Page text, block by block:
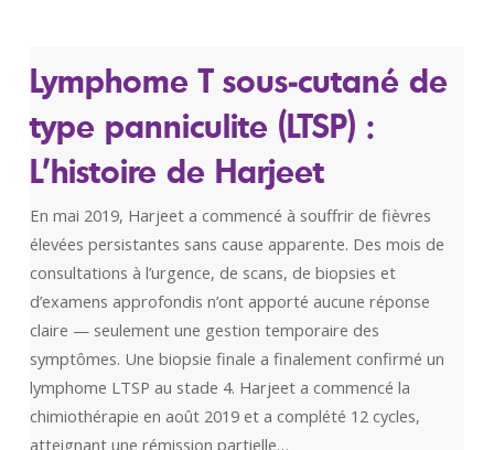
Lymphome T sous‑cutané de
type panniculite (LTSP) :
L’histoire de Harjeet
En mai 2019, Harjeet a commencé à souffrir de fièvres
élevées persistantes sans cause apparente. Des mois de
consultations à l’urgence, de scans, de biopsies et
d’examens approfondis n’ont apporté aucune réponse
claire — seulement une gestion temporaire des
symptômes. Une biopsie finale a finalement confirmé un
lymphome LTSP au stade 4. Harjeet a commencé la
chimiothérapie en août 2019 et a complété 12 cycles,
atteignant une rémission partielle…